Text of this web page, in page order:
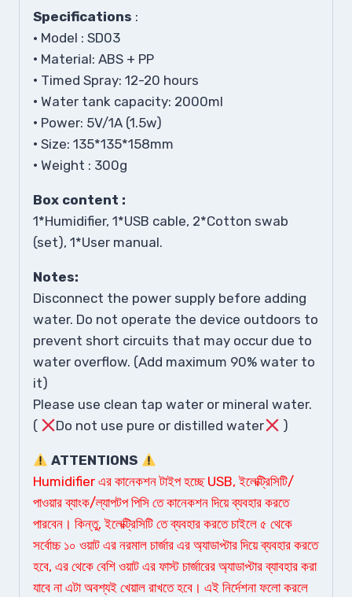
Specifications :
• Model : SD03
• Material: ABS + PP
• Timed Spray: 12-20 hours
• Water tank capacity: 2000ml
• Power: 5V/1A (1.5w)
• Size: 135*135*158mm
• Weight : 300g
Box content :
1*Humidifier, 1*USB cable, 2*Cotton swab
(set), 1*User manual.
Notes:
Disconnect the power supply before adding
water. Do not operate the device outdoors to
prevent short circuits that may occur due to
water overflow. (Add maximum 90% water to
it)
Please use clean tap water or mineral water.
(
Do not use pure or distilled water )
ATTENTIONS
Humidifier এর কানেকশন টাইপ হচ্ছে USB, ইলেক্ট্রিসিটি/
পাওয়ার ব্যাংক/ল্যাপটপ পিসি তে কানেকশন দিয়ে ব্যবহার করতে
পারবেন। কিন্তু, ইলেক্ট্রিসিটি তে ব্যবহার করতে চাইলে ৫ থেকে
সর্বোচ্চ ১০ ওয়াট এর নরমাল চার্জার এর অ্যাডাপ্টার দিয়ে ব্যবহার করতে
হবে, এর থেকে বেশি ওয়াট এর ফাস্ট চার্জারের অ্যাডাপ্টার ব্যাবহার করা
যাবে না এটা অবশ্যই খেয়াল রাখতে হবে। এই নির্দেশনা ফলো করলে